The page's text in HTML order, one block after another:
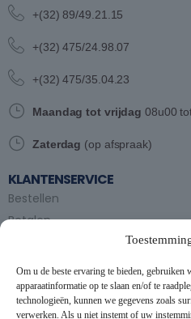
Om u de beste ervaring te bieden, gebruiken
apparaatinformatie op te slaan en/of te
technologieën, kunnen we gegevens zoals
verwerken. Als u niet instemt of uw
+(32) 89/49.21.15
+(32) 475/24.98.07
+(32) 475/35.04.23
Maandag tot vrijdag 08u00
Zaterdag (op afspraak)
KLANTENSERVICE
Bestellen
Betalen
Partytent huren
Handleiding partytenten